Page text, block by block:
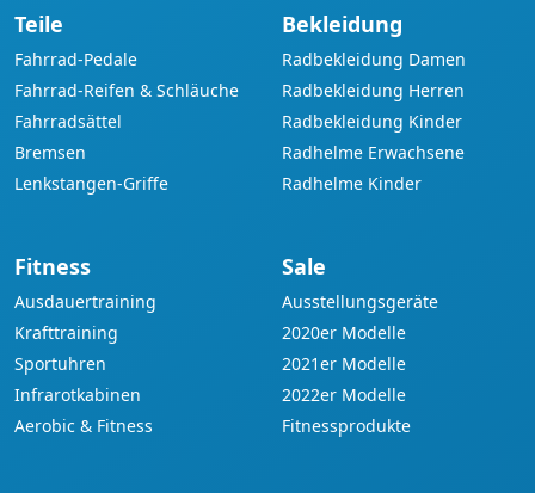
Teile
Fahrrad-Pedale
Fahrrad-Reifen & Schläuche
Fahrradsättel
Bremsen
Lenkstangen-Griffe
Bekleidung
Radbekleidung Damen
Radbekleidung Herren
Radbekleidung Kinder
Radhelme Erwachsene
Radhelme Kinder
Fitness
Ausdauertraining
Krafttraining
Sportuhren
Infrarotkabinen
Aerobic & Fitness
Sale
Ausstellungsgeräte
2020er Modelle
2021er Modelle
2022er Modelle
Fitnessprodukte